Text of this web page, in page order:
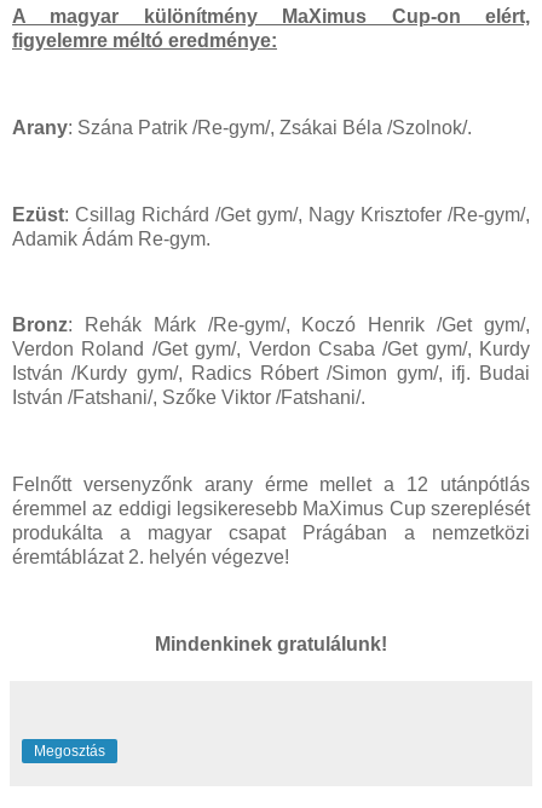
A magyar különítmény MaXimus Cup-on elért,
figyelemre méltó eredménye:
Arany: Szána Patrik /Re-gym/, Zsákai Béla /Szolnok/.
Ezüst: Csillag Richárd /Get gym/, Nagy Krisztofer /Re-gym/,
Adamik Ádám Re-gym.
Bronz: Rehák Márk /Re-gym/, Koczó Henrik /Get gym/,
Verdon Roland /Get gym/, Verdon Csaba /Get gym/, Kurdy
István /Kurdy gym/, Radics Róbert /Simon gym/, ifj. Budai
István /Fatshani/, Szőke Viktor /Fatshani/.
Felnőtt versenyzőnk arany érme mellet a 12 utánpótlás
éremmel az eddigi legsikeresebb MaXimus Cup szereplését
produkálta a magyar csapat Prágában a nemzetközi
éremtáblázat 2. helyén végezve!
Mindenkinek gratulálunk!
Megosztás